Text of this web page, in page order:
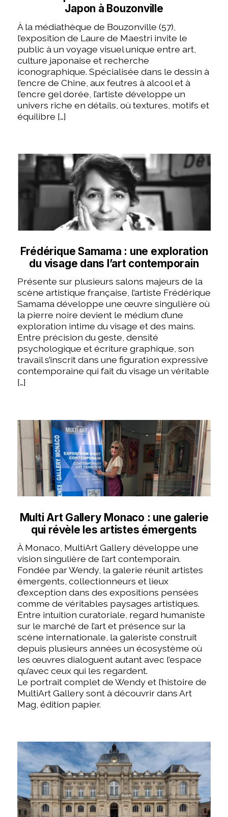
Japon à Bouzonville
À la médiathèque de Bouzonville (57),
l’exposition de Laure de Maestri invite le
public à un voyage visuel unique entre art,
culture japonaise et recherche
iconographique. Spécialisée dans le dessin à
l’encre de Chine, aux feutres à alcool et à
l’encre gel dorée, l’artiste développe un
univers riche en détails, où textures, motifs et
équilibre […]
Frédérique Samama : une exploration
du visage dans l’art contemporain
Présente sur plusieurs salons majeurs de la
scène artistique française, l’artiste Frédérique
Samama développe une œuvre singulière où
la pierre noire devient le médium d’une
exploration intime du visage et des mains.
Entre précision du geste, densité
psychologique et écriture graphique, son
travail s’inscrit dans une figuration expressive
contemporaine qui fait du visage un véritable
[…]
Multi Art Gallery Monaco : une galerie
qui révèle les artistes émergents
À Monaco, MultiArt Gallery développe une
vision singulière de l’art contemporain.
Fondée par Wendy, la galerie réunit artistes
émergents, collectionneurs et lieux
d’exception dans des expositions pensées
comme de véritables paysages artistiques.
Entre intuition curatoriale, regard humaniste
sur le marché de l’art et présence sur la
scène internationale, la galeriste construit
depuis plusieurs années un écosystème où
les œuvres dialoguent autant avec l’espace
qu’avec ceux qui les regardent.
Le portrait complet de Wendy et l’histoire de
MultiArt Gallery sont à découvrir dans Art
Mag, édition papier.